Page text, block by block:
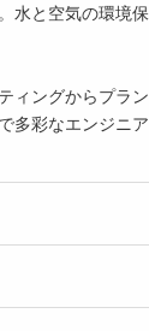
水と空気の環境保
ィングからプラン
多彩なエンジニア